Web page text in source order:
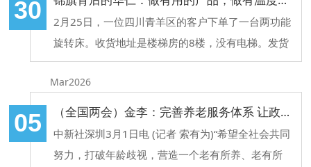
30
2月25日，一位四川青羊区的客户下单了一台两功能
旋转床。收货地址是楼梯房的8楼，没有电梯。发货
前，我特意嘱咐快递，并按标准支付了上楼费。这时
候我以为一切都没问题了，殊不知只是个开端。
Mar2026
05 （全国两会）金李：完善养老服务体系 让政策制定更有温度
中新社深圳3月1日电 (记者 索有为)“希望全社会共同
努力，打破年龄歧视，营造一个老有所养、老有所